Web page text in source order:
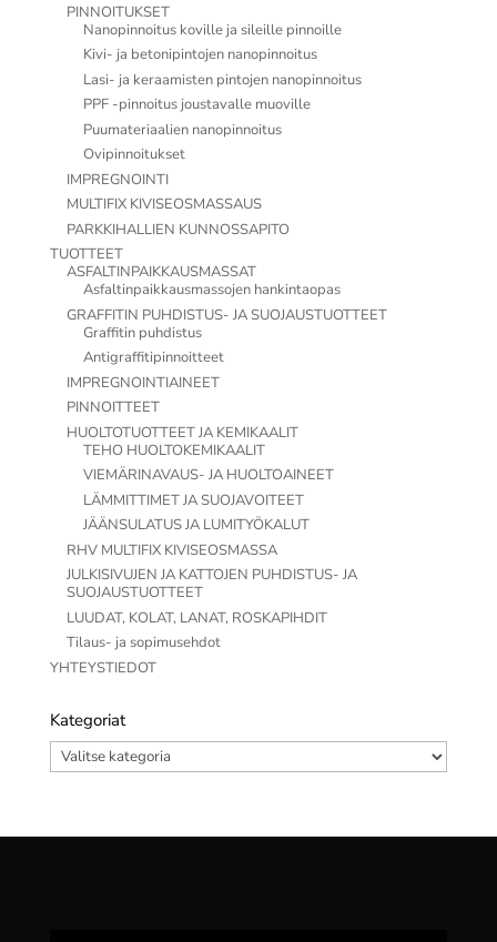
PINNOITUKSET
Nanopinnoitus koville ja sileille pinnoille
Kivi- ja betonipintojen nanopinnoitus
Lasi- ja keraamisten pintojen nanopinnoitus
PPF -pinnoitus joustavalle muoville
Puumateriaalien nanopinnoitus
Ovipinnoitukset
IMPREGNOINTI
MULTIFIX KIVISEOSMASSAUS
PARKKIHALLIEN KUNNOSSAPITO
TUOTTEET
ASFALTINPAIKKAUSMASSAT
Asfaltinpaikkausmassojen hankintaopas
GRAFFITIN PUHDISTUS- JA SUOJAUSTUOTTEET
Graffitin puhdistus
Antigraffitipinnoitteet
IMPREGNOINTIAINEET
PINNOITTEET
HUOLTOTUOTTEET JA KEMIKAALIT
TEHO HUOLTOKEMIKAALIT
VIEMÄRINAVAUS- JA HUOLTOAINEET
LÄMMITTIMET JA SUOJAVOITEET
JÄÄNSULATUS JA LUMITYÖKALUT
RHV MULTIFIX KIVISEOSMASSA
JULKISIVUJEN JA KATTOJEN PUHDISTUS- JA
SUOJAUSTUOTTEET
LUUDAT, KOLAT, LANAT, ROSKAPIHDIT
Tilaus- ja sopimusehdot
YHTEYSTIEDOT
Kategoriat
Kategoriat